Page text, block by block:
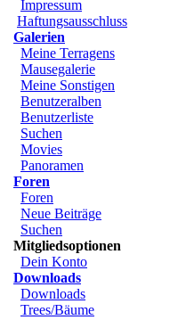
Impressum
Haftungsausschluss
Galerien
Meine Terragens
Mausegalerie
Meine Sonstigen
Benutzeralben
Benutzerliste
Suchen
Movies
Panoramen
Foren
Foren
Neue Beiträge
Suchen
Mitgliedsoptionen
Dein Konto
Downloads
Downloads
Trees/Bäume